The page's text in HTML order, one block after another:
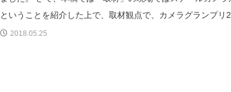
ということを紹介した上で、取材観点で、カメラグランプリ
2018.05.25